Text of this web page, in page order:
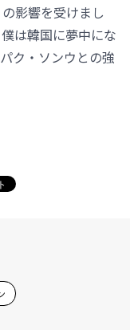
影響を受けまし
は韓国に夢中にな
ク・ソンウとの強